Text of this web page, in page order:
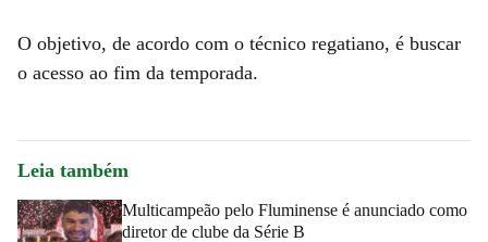
O objetivo, de acordo com o técnico regatiano, é buscar
o acesso ao fim da temporada.
Leia também
Multicampeão pelo Fluminense é anunciado como
diretor de clube da Série B